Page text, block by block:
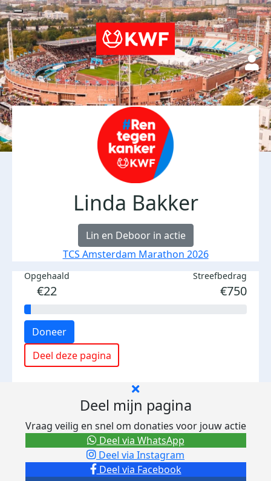
Linda Bakker
Lin en Deboor in actie
TCS Amsterdam Marathon 2026
Opgehaald
€22
Streefbedrag
€750
Doneer
Deel deze pagina
Deel mijn pagina
Vraag veilig en snel om donaties voor jouw actie
Deel via Facebook
Deel via Instagram
Deel via WhatsApp